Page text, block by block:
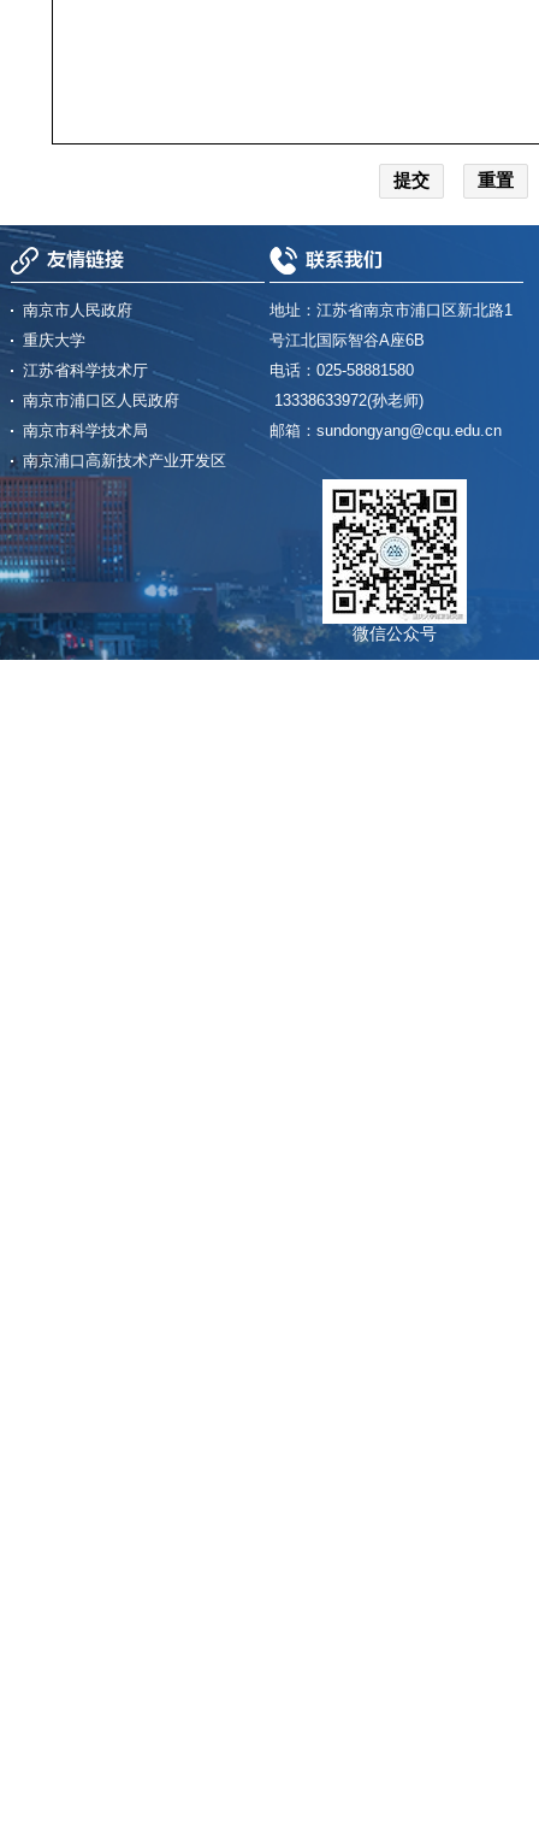
友情链接
南京市人民政府
重庆大学
江苏省科学技术厅
南京市浦口区人民政府
南京市科学技术局
南京浦口高新技术产业开发区
联系我们
地址：江苏省南京市浦口区新北路1
号江北国际智谷A座6B
电话：025-58881580
13338633972(孙老师)
邮箱：sundongyang@cqu.edu.cn
微信公众号